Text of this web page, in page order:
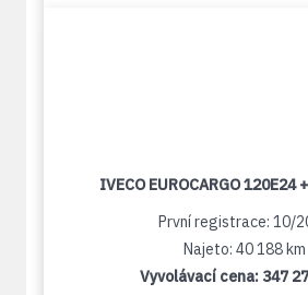
IVECO EUROCARGO 120E24
První registrace: 10/
Najeto: 40 188 km
Vyvolávací cena: 347